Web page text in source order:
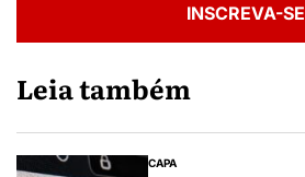
INSCREVA-SE
Leia também
CAPA